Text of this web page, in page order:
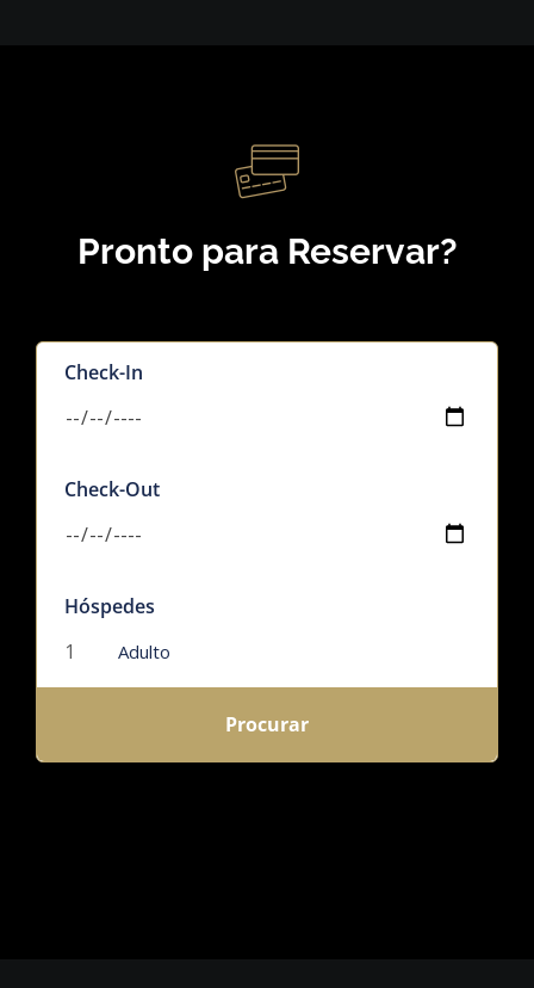
Pronto para Reservar?
Check-In
Check-Out
Hóspedes
Adulto
Procurar